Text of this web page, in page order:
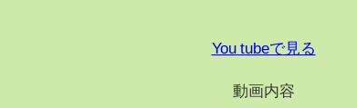
You tubeで見る
動画内容